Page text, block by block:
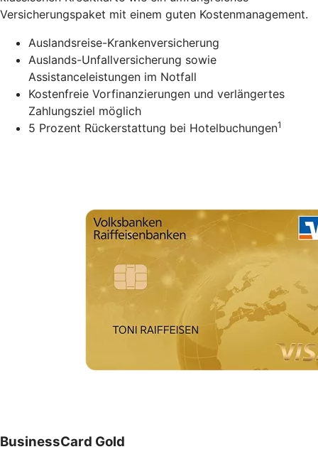
Versicherungspaket mit einem guten Kostenmanagement.
Auslandsreise-Krankenversicherung
Auslands-Unfallversicherung sowie
Assistanceleistungen im Notfall
Kostenfreie Vorfinanzierungen und verlängertes
Zahlungsziel möglich
5 Prozent Rückerstattung bei Hotelbuchungen1
BusinessCard Gold